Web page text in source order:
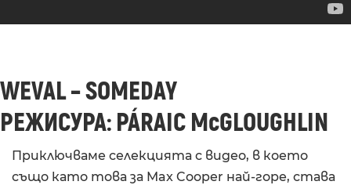
WEVAL – SOMEDAY
РЕЖИСУРА: PÁRAIC McGLOUGHLIN
Приключваме селекцията с видео, в което
също като това за Max Cooper най-горе, става